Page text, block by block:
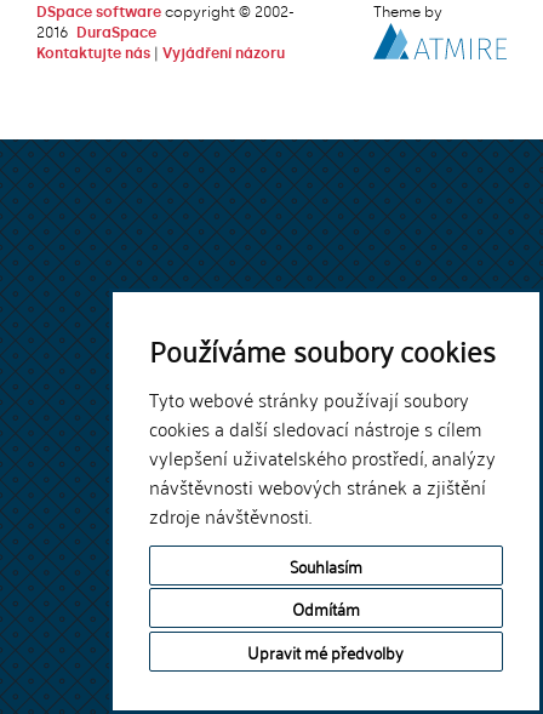
Používáme soubory cookies
Tyto webové stránky používají soubory
cookies a další sledovací nástroje s cílem
vylepšení uživatelského prostředí, analýzy
návštěvnosti webových stránek a zjištění
zdroje návštěvnosti.
Souhlasím
Odmítám
Upravit mé předvolby
DSpace software copyright © 2002-
2016
DuraSpace
Kontaktujte nás
Vyjádření názoru
Theme by